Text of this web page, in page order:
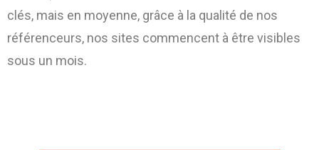
clés, mais en moyenne, grâce à la qualité de nos
référenceurs, nos sites commencent à être visibles
sous un mois.